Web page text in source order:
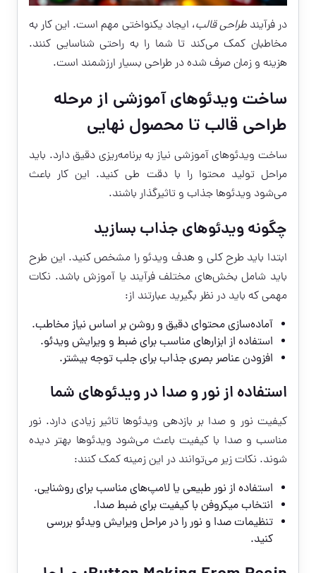
در فرآیندطراحی قالب، ایجاد یکنواختی مهم است. این کار به
مخاطبان کمک می‌کند تا شما را به راحتی شناسایی کنند.
هزینه و زمان صرف شده در طراحی بسیار ارزشمند است.
ساخت ویدئوهای آموزشی از مرحله
طراحی قالب تا محصول نهایی
ساخت ویدئوهای آموزشی نیاز به برنامه‌ریزی دقیق دارد. باید
مراحل تولید محتوا را با دقت طی کنید. این کار باعث
می‌شود ویدئوها جذاب و تاثیرگذار باشند.
چگونه ویدئوهای جذاب بسازید
ابتدا باید طرح کلی و هدف ویدئو را مشخص کنید. این طرح
باید شامل بخش‌های مختلف فرآیند یا آموزش باشد. نکات
مهمی که باید در نظر بگیرید عبارتند از:
آماده‌سازی محتوای دقیق و روشن بر اساس نیاز مخاطب.
استفاده از ابزارهای مناسب برای ضبط و ویرایش ویدئو.
افزودن عناصر بصری جذاب برای جلب توجه بیشتر.
استفاده از نور و صدا در ویدئوهای شما
کیفیت نور و صدا بر بازدهی ویدئوها تاثیر زیادی دارد. نور
مناسب و صدا با کیفیت باعث می‌شود ویدئوها بهتر دیده
شوند. نکات زیر می‌توانند در این زمینه کمک کنند:
استفاده از نور طبیعی یا لامپ‌های مناسب برای روشنایی.
انتخاب میکروفن با کیفیت برای ضبط صدا.
تنظیمات صدا و نور را در مراحل ویرایش ویدئو بررسی
کنید.